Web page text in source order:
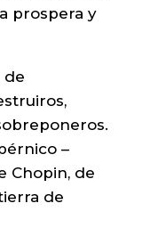
prospera y
de
–
Chopin, de
de